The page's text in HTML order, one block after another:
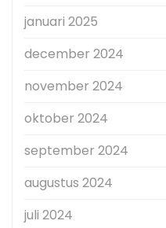
januari 2025
december 2024
november 2024
oktober 2024
september 2024
augustus 2024
juli 2024